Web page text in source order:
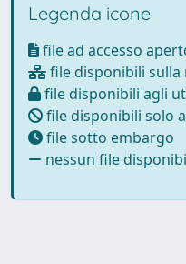
Legenda icone
file ad accesso
file disponibili sulla
file disponibili agli
file disponibili solo
file sotto embargo
nessun file